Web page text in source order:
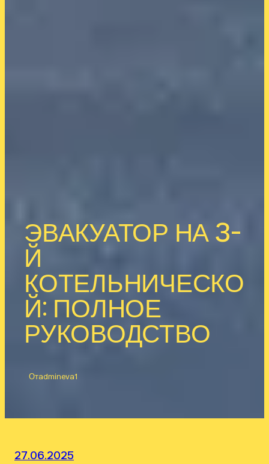
ЭВАКУАТОР НА 3-
Й
КОТЕЛЬНИЧЕСКО
Й: ПОЛНОЕ
РУКОВОДСТВО
Отadmineva1
27.06.2025